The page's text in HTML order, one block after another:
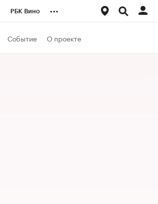
РБК Вино ...
Событие О проекте